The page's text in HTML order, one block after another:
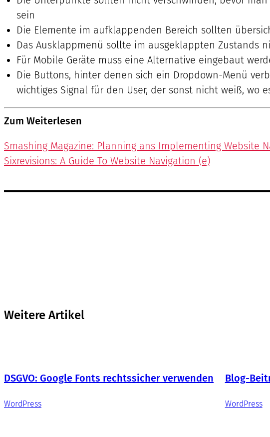
sein
Die Elemente im aufklappenden Bereich sollten
Das Ausklappmenü sollte im ausgeklappten Zustands
Für Mobile Geräte muss eine Alternative eingebaut
Die Buttons, hinter denen sich ein Dropdown-Menü
wichtiges Signal für den User, der sonst nicht weiß, wo
Zum Weiterlesen
Smashing Magazine: Planning ans Implementing Website
Sixrevisions: A Guide To Website Navigation (e)
Weitere Artikel
DSGVO: Google Fonts rechtssicher verwenden
WordPress
Blog-
WordPress